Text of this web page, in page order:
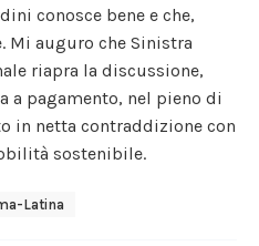
conosce bene e che,
Mi auguro che Sinistra
riapra la discussione,
a pagamento, nel pieno di
in netta contraddizione con
sostenibile.
Latina